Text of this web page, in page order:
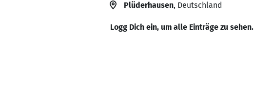
Plüderhausen, Deutschland
Logg Dich ein, um alle Einträge zu sehen.